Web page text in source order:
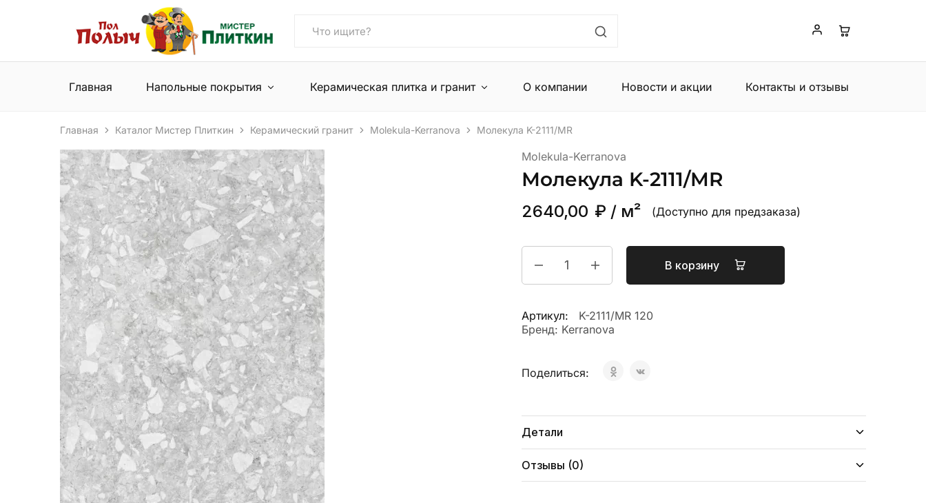
Пол
Полыч
Плиткин
Сеть
магазинов
и
керамической
Главная Напольные покрытия Керамическая плитка и гранит О компании Новости и акции Контакты и отзывы
Главная Каталог Мистер Плиткин Керамический гранит Molekula-Kerranova Молекула K-2111/MR
Molekula-Kerranova
Молекула K-2111/MR
2640,00 ₽ / м² (Доступно для предзаказа)
В корзину
Артикул:
K-2111/MR 120
Бренд: Kerranova
Поделиться:
Детали
Отзывы (0)